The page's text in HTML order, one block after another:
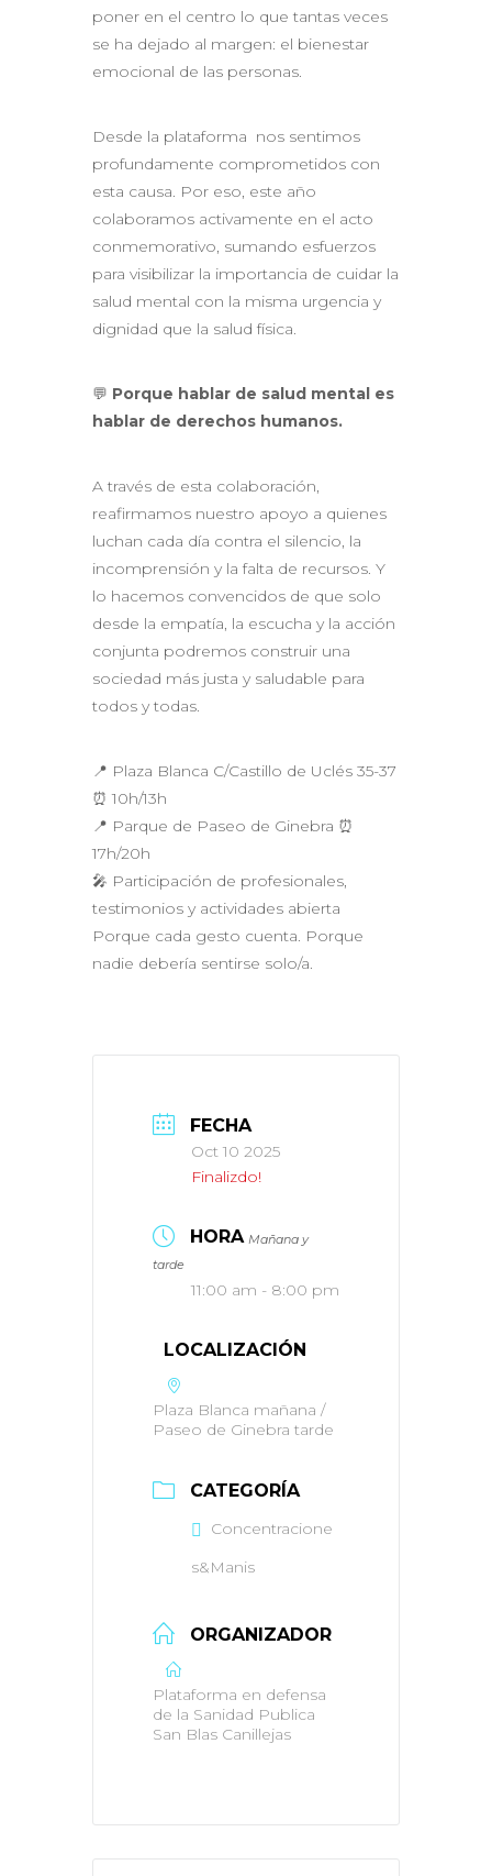
poner en el centro lo que tantas veces
se ha dejado al margen: el bienestar
emocional de las personas.
Desde la plataforma nos sentimos
profundamente comprometidos con
esta causa. Por eso, este año
colaboramos activamente en el acto
conmemorativo, sumando esfuerzos
para visibilizar la importancia de cuidar la
salud mental con la misma urgencia y
dignidad que la salud física.
💬 Porque hablar de salud mental es
hablar de derechos humanos.
A través de esta colaboración,
reafirmamos nuestro apoyo a quienes
luchan cada día contra el silencio, la
incomprensión y la falta de recursos. Y
lo hacemos convencidos de que solo
desde la empatía, la escucha y la acción
conjunta podremos construir una
sociedad más justa y saludable para
todos y todas.
📍 Plaza Blanca C/Castillo de Uclés 35-37
⏰ 10h/13h
📍 Parque de Paseo de Ginebra ⏰
17h/20h
🎤 Participación de profesionales,
testimonios y actividades abierta
Porque cada gesto cuenta. Porque
nadie debería sentirse solo/a.
FECHA
Oct 10 2025
Finalizdo!
HORA Mañana y
tarde
11:00 am - 8:00 pm
LOCALIZACIÓN
Plaza Blanca mañana /
Paseo de Ginebra tarde
CATEGORÍA
Concentracione
s&Manis
ORGANIZADOR
Plataforma en defensa
de la Sanidad Publica
San Blas Canillejas